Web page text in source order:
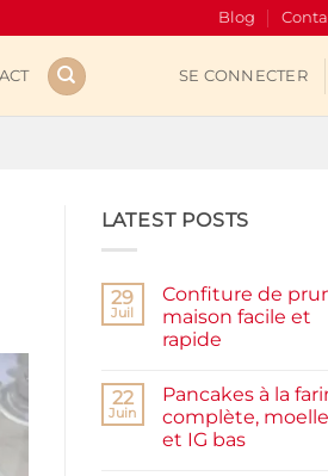
Blog
SE CONNECTER
LATEST POSTS
29
Juil
Confiture de
maison facile et
rapide
sur
Confiture
de
prunes
22
Juin
Pancakes à la
complète,
et IG bas